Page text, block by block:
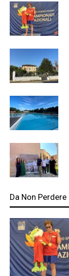
Da Non Perdere